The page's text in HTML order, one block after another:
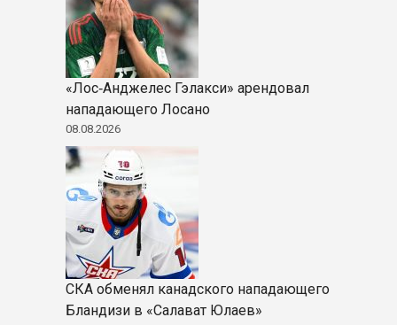
«Лос‑Анджелес Гэлакси» арендовал
нападающего Лосано
08.08.2026
СКА обменял канадского нападающего
Бландизи в «Салават Юлаев»